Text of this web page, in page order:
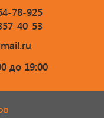
78-925
40-53
до 19:00